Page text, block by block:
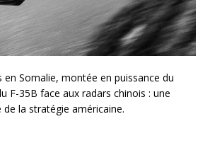
en Somalie, montée en puissance du
F-35B face aux radars chinois : une
la stratégie américaine.